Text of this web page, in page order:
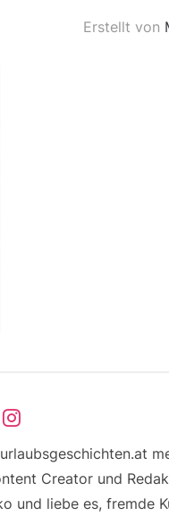
Erstellt von
Creator und
und liebe es, fremde